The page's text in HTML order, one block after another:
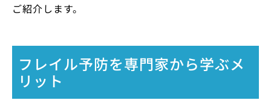
ご紹介します。
フレイル予防を専門家から学ぶメ
リット